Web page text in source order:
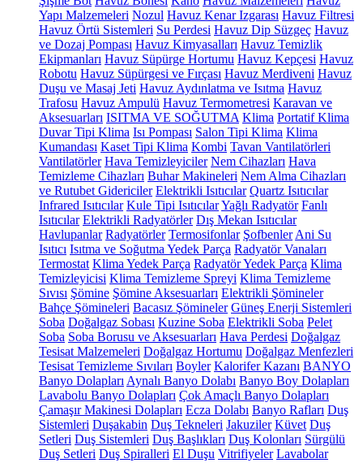
Yapı Malzemeleri Nozul Havuz Kenar Izgarası Havuz Filtresi
Havuz Örtü Sistemleri Su Perdesi Havuz Dip Süzgeç Havuz
ve Dozaj Pompası Havuz Kimyasalları Havuz Temizlik
Ekipmanları Havuz Süpürge Hortumu Havuz Kepçesi Havuz
Robotu Havuz Süpürgesi ve Fırçası Havuz Merdiveni Havuz
Duşu ve Masaj Jeti Havuz Aydınlatma ve Isıtma Havuz
Trafosu Havuz Ampulü Havuz Termometresi Karavan ve
Aksesuarları ISITMA VE SOĞUTMA Klima Portatif Klima
Duvar Tipi Klima Isı Pompası Salon Tipi Klima Klima
Kumandası Kaset Tipi Klima Kombi Tavan Vantilatörleri
Vantilatörler Hava Temizleyiciler Nem Cihazları Hava
Temizleme Cihazları Buhar Makineleri Nem Alma Cihazları
ve Rutubet Gidericiler Elektrikli Isıtıcılar Quartz Isıtıcılar
Infrared Isıtıcılar Kule Tipi IsıtıcılarYağlı Radyatör Fanlı
Isıtıcılar Elektrikli Radyatörler Dış Mekan Isıtıcılar
Havlupanlar Radyatörler Termosifonlar Şofbenler Ani Su
Isıtıcı Isıtma ve Soğutma Yedek Parça Radyatör Vanaları
Termostat Klima Yedek Parça Radyatör Yedek Parça Klima
Temizleyicisi Klima Temizleme Spreyi Klima Temizleme
Sıvısı Şömine Şömine Aksesuarları Elektrikli Şömineler
Bahçe Şömineleri Bacasız Şömineler Güneş Enerji Sistemleri
Soba Doğalgaz Sobası Kuzine Soba Elektrikli Soba Pelet
Soba Soba Borusu ve Aksesuarları Hava Perdesi Doğalgaz
Tesisat Malzemeleri Doğalgaz Hortumu Doğalgaz Menfezleri
Tesisat Temizleme Sıvıları Boyler Kalorifer Kazanı BANYO
Banyo Dolapları Aynalı Banyo Dolabı Banyo Boy Dolapları
Lavabolu Banyo Dolapları Çok Amaçlı Banyo Dolapları
Çamaşır Makinesi Dolapları Ecza Dolabı Banyo Rafları Duş
Sistemleri Duşakabin Duş Tekneleri Jakuziler Küvet Duş
Setleri Duş Sistemleri Duş Başlıkları Duş Kolonları Sürgülü
Duş Setleri Duş Spiralleri El Duşu Vitrifiyeler Lavabolar